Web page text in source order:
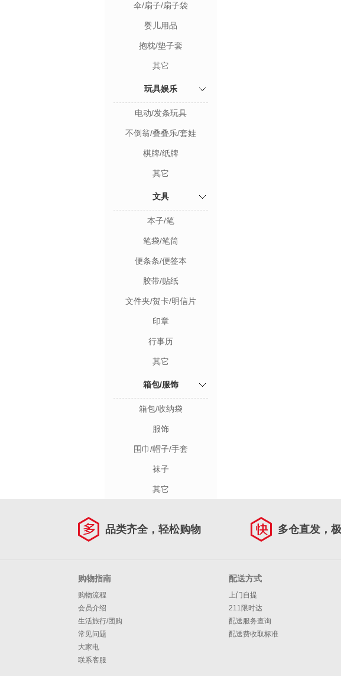
伞/扇子/扇子袋
婴儿用品
抱枕/垫子套
其它
玩具娱乐
电动/发条玩具
不倒翁/叠叠乐/套娃
棋牌/纸牌
其它
文具
本子/笔
笔袋/笔筒
便条条/便签本
胶带/贴纸
文件夹/贺卡/明信片
印章
行事历
其它
箱包/服饰
箱包/收纳袋
服饰
围巾/帽子/手套
袜子
其它
品类齐全，轻松购物 多仓直发，
购物指南
购物流程
会员介绍
生活旅行/团购
常见问题
大家电
联系客服
配送方式
上门自提
211限时达
配送服务查询
配送费收取标准